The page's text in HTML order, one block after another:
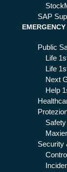
SAP
Public
Life
Life
Next
Help
Security